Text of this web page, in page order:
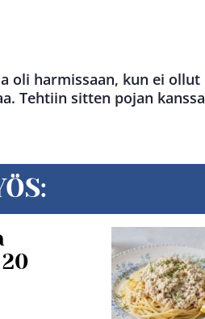
oli harmissaan, kun ei ollut
Tehtiin sitten pojan kanssa